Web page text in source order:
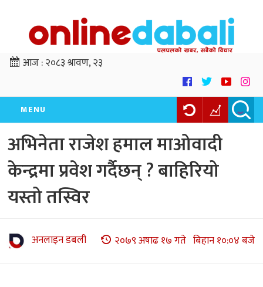
आज :२०८३ श्रावण, २३
MENU
अभिनेता राजेश हमाल माओवादी
केन्द्रमा प्रवेश गर्दैछन् ? बाहिरियो
यस्तो तस्विर
अनलाइन डबली २०७९ अषाढ १७ गते बिहान १०:०४ बजे